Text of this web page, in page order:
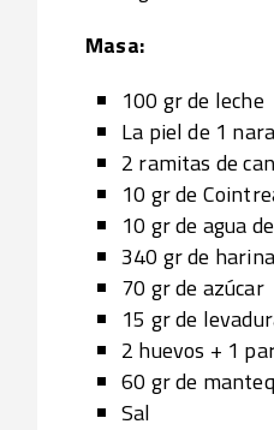
Masa:
100 gr de leche
La piel de 1
2 ramitas de
10 gr de
10 gr de agua
340 gr de
70 gr de azúcar
15 gr de
2 huevos + 1
60 gr de
Sal